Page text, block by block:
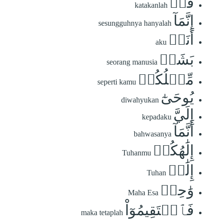
katakanlah
إِنَّمَآ sesungguhnya hanyalah
أَنَا۠ aku
بَشَرٞ seorang manusia
مِّثۡلُكُمۡ seperti kamu
يُوحَىٰٓ diwahyukan
إِلَيَّ kepadaku
أَنَّمَآ bahwasanya
إِلَٰهُكُمۡ Tuhanmu
إِلَٰهٞ Tuhan
وَٰحِدٞ Maha Esa
فَٱسۡتَقِيمُوٓاْ maka tetaplah